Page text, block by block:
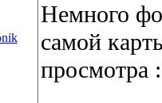
Немного
самой
просмотра